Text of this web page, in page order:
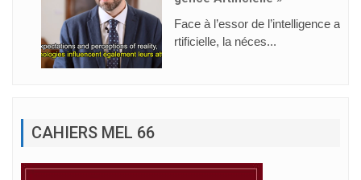
Face à l’essor de l’intelligence a
rtificielle, la néces...
CAHIERS MEL 66